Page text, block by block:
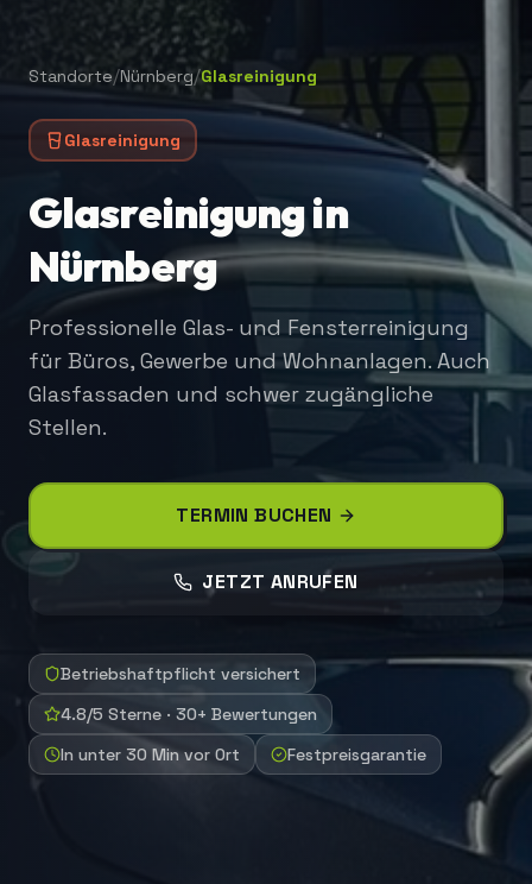
Standorte/Nürnberg/Glasreinigung
Glasreinigung
Glasreinigung in
Nürnberg
Professionelle Glas- und Fensterreinigung
für Büros, Gewerbe und Wohnanlagen. Auch
Glasfassaden und schwer zugängliche
Stellen.
TERMIN BUCHEN
JETZT ANRUFEN
Betriebshaftpflicht versichert
4.8/5 Sterne · 30+ Bewertungen
In unter 30 Min vor Ort
Festpreisgarantie